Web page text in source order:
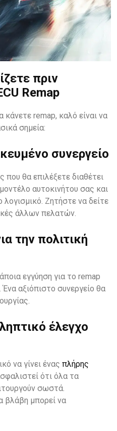
πριν
Remap
remap, καλό είναι να
σημεία:
συνεργείο
που θα επιλέξετε διαθέτει
αυτοκινήτου σας και
λογισμικό. Ζητήστε να δείτε
άλλων πελατών.
την πολιτική
εγγύηση για το remap
Ένα αξιόπιστο συνεργείο θα
έλεγχο
να γίνει ένας πλήρης
ότι όλα τα
σωστά.
βλάβη μπορεί να